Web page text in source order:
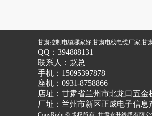
甘肃控制电缆哪家好,甘肃电线电缆厂家,甘
QQ： 394888131
联系人： 赵总
手机： 15095397878
座机： 0931-8758866
店址： 甘肃省兰州市北龙口五金
厂址：兰州市新区正威电子信息
CopyRight © 版权所有: 甘肃永升线缆有限公